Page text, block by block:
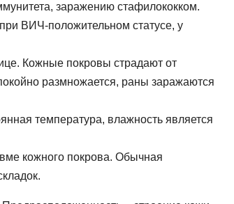
заражению стафилококком.
ВИЧ-положительном статусе, у
Кожные покровы страдают от
размножается, раны заражаются
температура, влажность является
кожного покрова. Обычная